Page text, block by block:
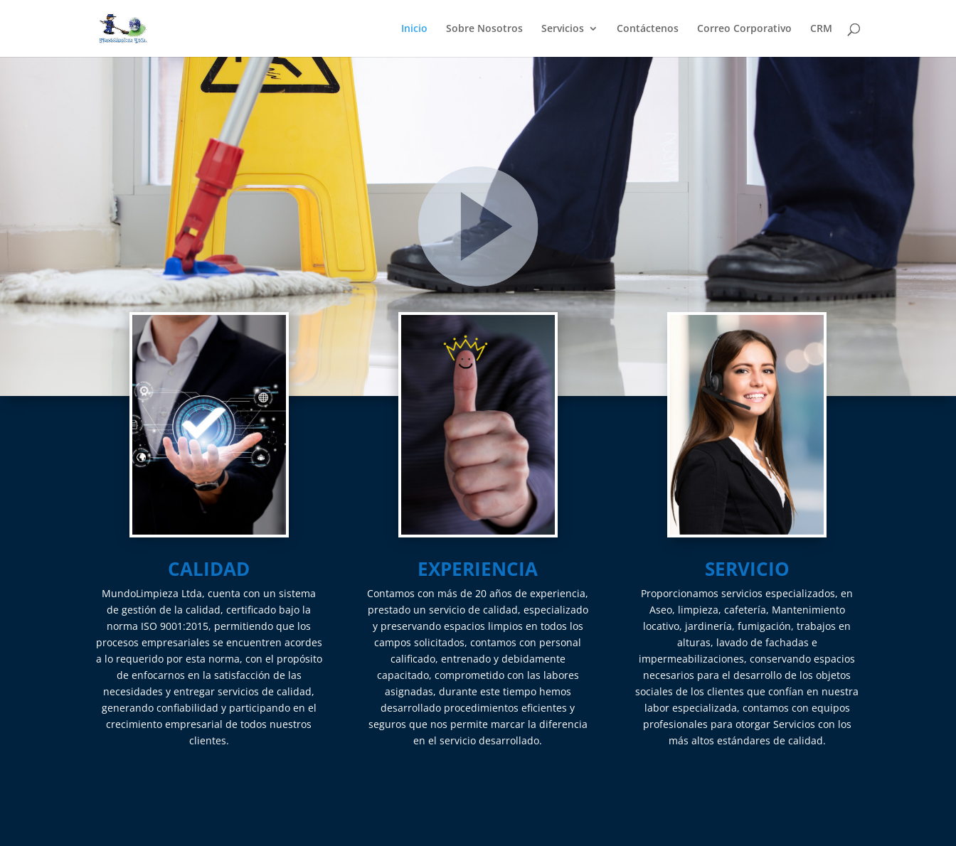
Inicio Sobre Nosotros Servicios Contáctenos Correo Corporativo CRM
CALIDAD
MundoLimpieza Ltda, cuenta con un sistema
de gestión de la calidad, certificado bajo la
norma ISO 9001:2015, permitiendo que los
procesos empresariales se encuentren acordes
a lo requerido por esta norma, con el propósito
de enfocarnos en la satisfacción de las
necesidades y entregar servicios de calidad,
generando confiabilidad y participando en el
crecimiento empresarial de todos nuestros
clientes.
EXPERIENCIA
Contamos con más de 20 años de experiencia,
prestado un servicio de calidad, especializado
y preservando espacios limpios en todos los
campos solicitados, contamos con personal
calificado, entrenado y debidamente
capacitado, comprometido con las labores
asignadas, durante este tiempo hemos
desarrollado procedimientos eficientes y
seguros que nos permite marcar la diferencia
en el servicio desarrollado.
SERVICIO
Proporcionamos servicios especializados, en
Aseo, limpieza, cafetería, Mantenimiento
locativo, jardinería, fumigación, trabajos en
alturas, lavado de fachadas e
impermeabilizaciones, conservando espacios
necesarios para el desarrollo de los objetos
sociales de los clientes que confían en nuestra
labor especializada, contamos con equipos
profesionales para otorgar Servicios con los
más altos estándares de calidad.